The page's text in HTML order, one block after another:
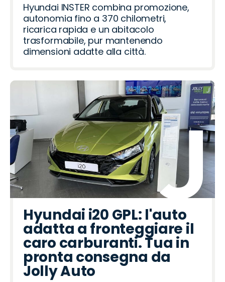
Hyundai INSTER combina promozione,
autonomia fino a 370 chilometri,
ricarica rapida e un abitacolo
trasformabile, pur mantenendo
dimensioni adatte alla città.
Hyundai i20 GPL: l'auto
adatta a fronteggiare il
caro carburanti. Tua in
pronta consegna da
Jolly Auto